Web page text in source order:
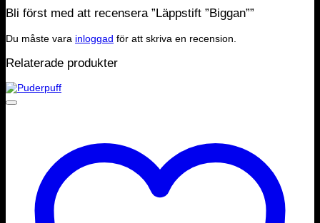
Bli först med att recensera ”Läppstift ”Biggan””
Du måste vara inloggad för att skriva en recension.
Relaterade produkter